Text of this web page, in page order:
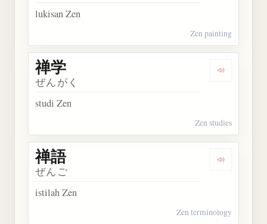
lukisan Zen
Zen painting
Dengarkan
禅学
ぜんがく
studi Zen
Zen studies
Dengarkan
禅語
ぜんご
istilah Zen
Zen terminology